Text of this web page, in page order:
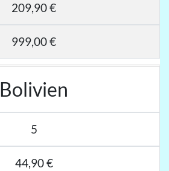
209,90 €
999,00 €
Bolivien
5
44,90 €